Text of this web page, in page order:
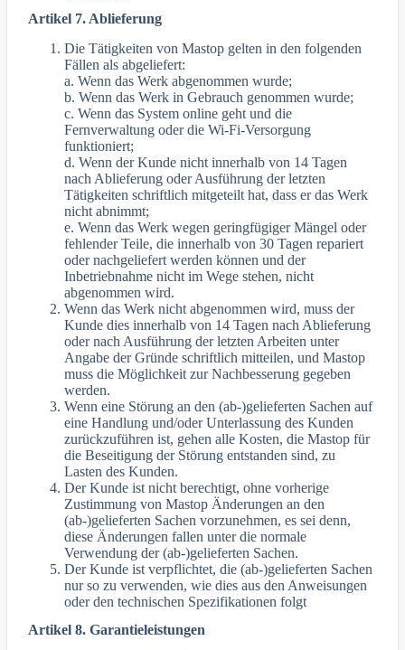
Artikel 7. Ablieferung
Die Tätigkeiten von Mastop gelten in den folgenden
Fällen als abgeliefert:
a. Wenn das Werk abgenommen wurde;
b. Wenn das Werk in Gebrauch genommen wurde;
c. Wenn das System online geht und die
Fernverwaltung oder die Wi-Fi-Versorgung
funktioniert;
d. Wenn der Kunde nicht innerhalb von 14 Tagen
nach Ablieferung oder Ausführung der letzten
Tätigkeiten schriftlich mitgeteilt hat, dass er das Werk
nicht abnimmt;
e. Wenn das Werk wegen geringfügiger Mängel oder
fehlender Teile, die innerhalb von 30 Tagen repariert
oder nachgeliefert werden können und der
Inbetriebnahme nicht im Wege stehen, nicht
abgenommen wird.
Wenn das Werk nicht abgenommen wird, muss der
Kunde dies innerhalb von 14 Tagen nach Ablieferung
oder nach Ausführung der letzten Arbeiten unter
Angabe der Gründe schriftlich mitteilen, und Mastop
muss die Möglichkeit zur Nachbesserung gegeben
werden.
Wenn eine Störung an den (ab-)gelieferten Sachen auf
eine Handlung und/oder Unterlassung des Kunden
zurückzuführen ist, gehen alle Kosten, die Mastop für
die Beseitigung der Störung entstanden sind, zu
Lasten des Kunden.
Der Kunde ist nicht berechtigt, ohne vorherige
Zustimmung von Mastop Änderungen an den
(ab-)gelieferten Sachen vorzunehmen, es sei denn,
diese Änderungen fallen unter die normale
Verwendung der (ab-)gelieferten Sachen.
Der Kunde ist verpflichtet, die (ab-)gelieferten Sachen
nur so zu verwenden, wie dies aus den Anweisungen
oder den technischen Spezifikationen folgt
Artikel 8. Garantieleistungen